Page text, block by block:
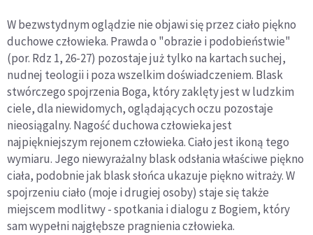
W bezwstydnym oglądzie nie objawi się przez ciało piękno
duchowe człowieka. Prawda o "obrazie i podobieństwie"
(por. Rdz 1, 26-27) pozostaje już tylko na kartach suchej,
nudnej teologii i poza wszelkim doświadczeniem. Blask
stwórczego spojrzenia Boga, który zaklęty jest w ludzkim
ciele, dla niewidomych, oglądających oczu pozostaje
nieosiągalny. Nagość duchowa człowieka jest
najpiękniejszym rejonem człowieka. Ciało jest ikoną tego
wymiaru. Jego niewyrażalny blask odsłania właściwe piękno
ciała, podobnie jak blask słońca ukazuje piękno witraży. W
spojrzeniu ciało (moje i drugiej osoby) staje się także
miejscem modlitwy - spotkania i dialogu z Bogiem, który
sam wypełni najgłębsze pragnienia człowieka.